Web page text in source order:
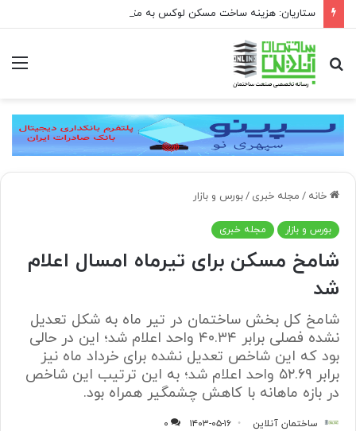
جستجو
برای
خانه / مجله خبری /بورس و بازار
بورس و بازار مجله خبری
شامخ مسکن برای تیرماه امسال اعلام
شد
شامخ کل بخش ساختمان در تیر ماه به شکل تعدیل
نشده فصلی برابر ۴۰.۳۴ واحد اعلام شد؛ این در حالی
بود که این شاخص تعدیل نشده برای خرداد ماه نیز
برابر ۵۲.۶۹ واحد اعلام شد؛ به این ترتیب این شاخص
در بازه ماهانه با کاهش چشمگیر همراه بود.
ساختمان آنلاین ۱۴۰۳-۰۵-۱۶
۰